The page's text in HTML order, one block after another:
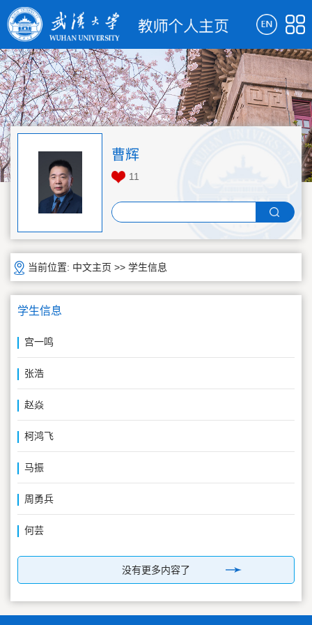
曹辉
11
当前位置: 中文主页 >> 学生信息
学生信息
宫一鸣
张浩
赵焱
柯鸿飞
马振
周勇兵
何芸
没有更多内容了